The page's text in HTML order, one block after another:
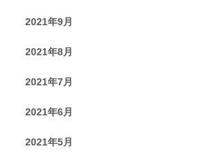
2021年9月
2021年8月
2021年7月
2021年6月
2021年5月